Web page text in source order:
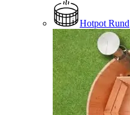
Hotpot Rund